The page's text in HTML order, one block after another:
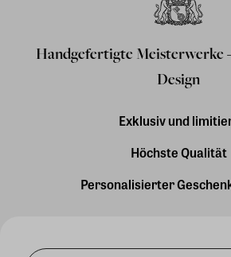
Handgefertigte Meisterwerke
Design
Exklusiv und
Höchste Qualität
Personalisierter